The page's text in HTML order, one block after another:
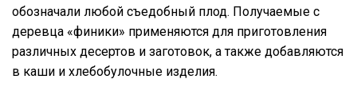
обозначали любой съедобный плод. Получаемые с
деревца «финики» применяются для приготовления
различных десертов и заготовок, а также добавляются
в каши и хлебобулочные изделия.